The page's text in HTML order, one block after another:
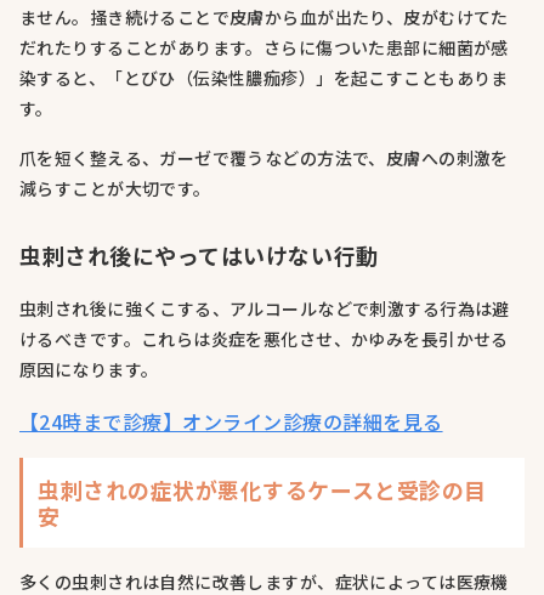
ません。掻き続けることで皮膚から血が出たり、皮がむけてた
だれたりすることがあります。さらに傷ついた患部に細菌が感
染すると、「とびひ（伝染性膿痂疹）」を起こすこともありま
す。
爪を短く整える、ガーゼで覆うなどの方法で、皮膚への刺激を
減らすことが大切です。
虫刺され後にやってはいけない行動
虫刺され後に強くこする、アルコールなどで刺激する行為は避
けるべきです。これらは炎症を悪化させ、かゆみを長引かせる
原因になります。
【24時まで診療】オンライン診療の詳細を見る
虫刺されの症状が悪化するケースと受診の目
安
多くの虫刺されは自然に改善しますが、症状によっては医療機